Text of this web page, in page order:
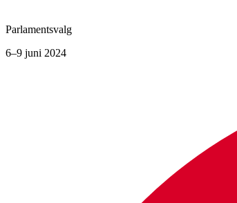
Parlamentsvalg
6–9 juni 2024